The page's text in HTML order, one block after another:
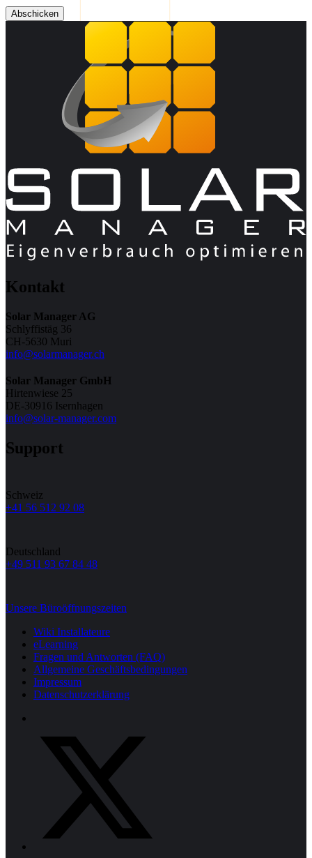
Abschicken
Kontakt
Solar Manager AG
Schlyffistäg 36
CH-5630 Muri
info@solarmanager.ch
Solar Manager GmbH
Hirtenwiese 25
DE-30916 Isernhagen
info@solar-manager.com
Support
Schweiz
+41 56 512 92 08
Deutschland
+49 511 93 67 84 48
Unsere Büroöffnungszeiten
Wiki Installateure
eLearning
Fragen und Antworten (FAQ)
Allgemeine Geschäftsbedingungen
Impressum
Datenschutzerklärung